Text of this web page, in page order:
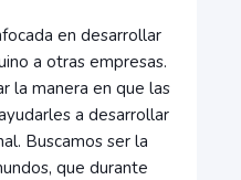
en desarrollar
a otras empresas.
la manera en que las
a desarrollar
Buscamos ser la
que durante